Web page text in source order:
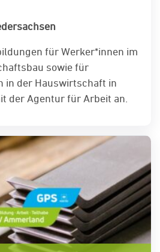
für Werker*innen im
sowie für
in der Hauswirtschaft in
der Agentur für Arbeit an.